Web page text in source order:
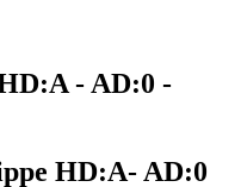
- AD:0 -
HD:A- AD:0